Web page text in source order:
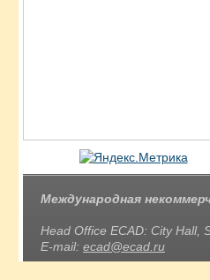
Международная
Head Office ECAD: City Hall,
E-mail: ecad@ecad.ru